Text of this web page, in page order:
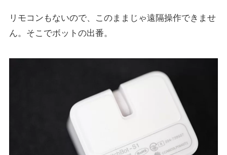
リモコンもないので、このままじゃ遠隔操作できませ
ん。そこでボットの出番。